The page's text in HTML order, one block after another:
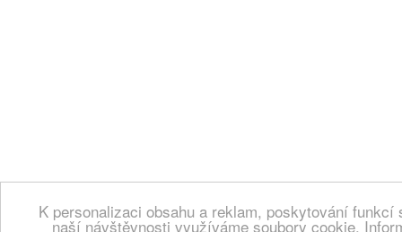
K personalizaci obsahu a reklam, poskytování
naší návštěvnosti využíváme soubory cookie.